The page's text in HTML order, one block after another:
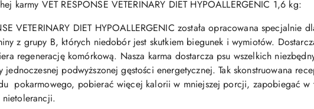
karmy VET RESPONSE VETERINARY DIET HYPOALLERGENIC 1,6 kg:
VETERINARY DIET HYPOALLERGENIC została opracowana specjalnie
z grupy B, których niedobór jest skutkiem biegunek i wymiotów.
regenerację komórkową. Nasza karma dostarcza psu wszelkich
jednoczesnej podwyższonej gęstości energetycznej. Tak skonstruowana
pokarmowego, pobierać więcej kalorii w mniejszej porcji, zapobiegać
nietolerancji.